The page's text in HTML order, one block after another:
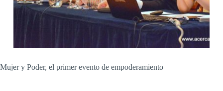
Mujer y Poder, el primer evento de empoderamiento